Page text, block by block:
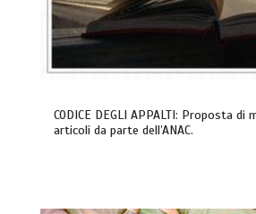
CODICE DEGLI APPALTI: Proposta di
articoli da parte dell’ANAC.